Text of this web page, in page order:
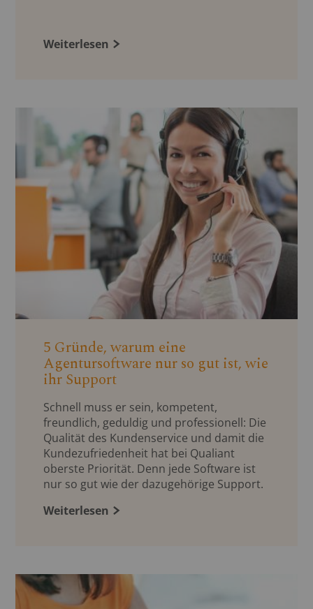
Weiterlesen
5 Gründe, warum eine
Agentursoftware nur so gut ist, wie
ihr Support
Schnell muss er sein, kompetent,
freundlich, geduldig und professionell: Die
Qualität des Kundenservice und damit die
Kundezufriedenheit hat bei Qualiant
oberste Priorität. Denn jede Software ist
nur so gut wie der dazugehörige Support.
Weiterlesen